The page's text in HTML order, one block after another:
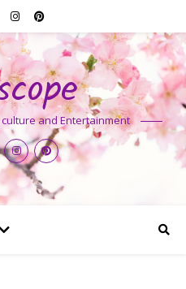
and Entertainment